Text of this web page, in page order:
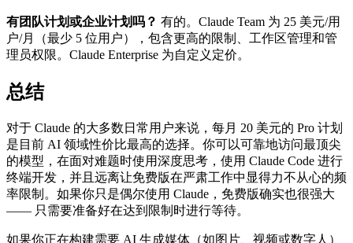
有团队计划或企业计划吗？ 有的。Claude Team 为 25 美元/用
户/月（最少 5 位用户），包含更高的限制、工作区管理和管
理员权限。Claude Enterprise 为自定义定价。
总结
对于 Claude 的大多数日常用户来说，每月 20 美元的 Pro 计划
是目前 AI 领域性价比最高的选择。你可以可靠地访问最顶尖
的模型，在面对难题时使用深度思考，使用 Claude Code 进行
终端开发，并且远离让免费版在严肃工作中显得力不从心的频
率限制。如果你只是偶尔使用 Claude，免费版确实也很强大
—— 只需要准备好在达到限制时进行等待。
如果你正在构建需要 AI 生成媒体（如图片、视频或数字人）